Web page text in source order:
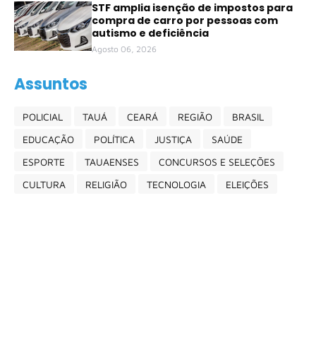
STF amplia isenção de impostos para
compra de carro por pessoas com
autismo e deficiência
Agosto 06, 2026
Assuntos
POLICIAL TAUÁ CEARÁ REGIÃO
BRASIL
EDUCAÇÃO
POLÍTICA JUSTIÇA
SAÚDE
ESPORTE
TAUAENSES
CONCURSOS E SELEÇÕES
CULTURA
RELIGIÃO TECNOLOGIA ELEIÇÕES